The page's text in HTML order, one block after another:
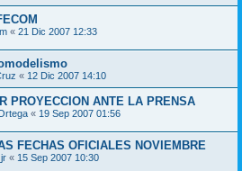
« 21 Dic 2007 12:33
« 12 Dic 2007 14:10
PROYECCION ANTE LA PRENSA
« 19 Sep 2007 01:56
FECHAS OFICIALES NOVIEMBRE
« 15 Sep 2007 10:30